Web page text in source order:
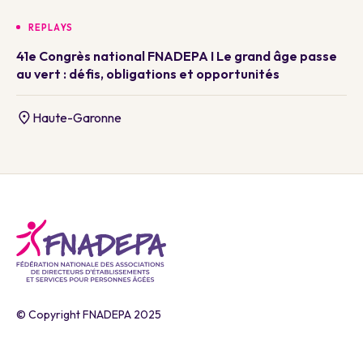
REPLAYS
41e Congrès national FNADEPA I Le grand âge passe
au vert : défis, obligations et opportunités
Haute-Garonne
© Copyright FNADEPA 2025